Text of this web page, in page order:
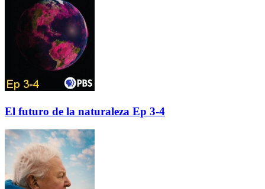
El futuro de la naturaleza Ep 3-4